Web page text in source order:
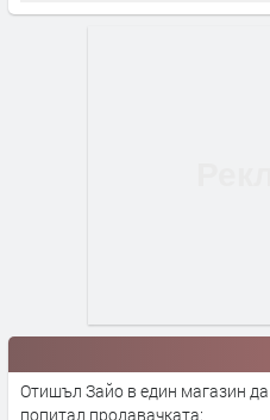
Отишъл Зайо в един магазин
попитал продавачката: